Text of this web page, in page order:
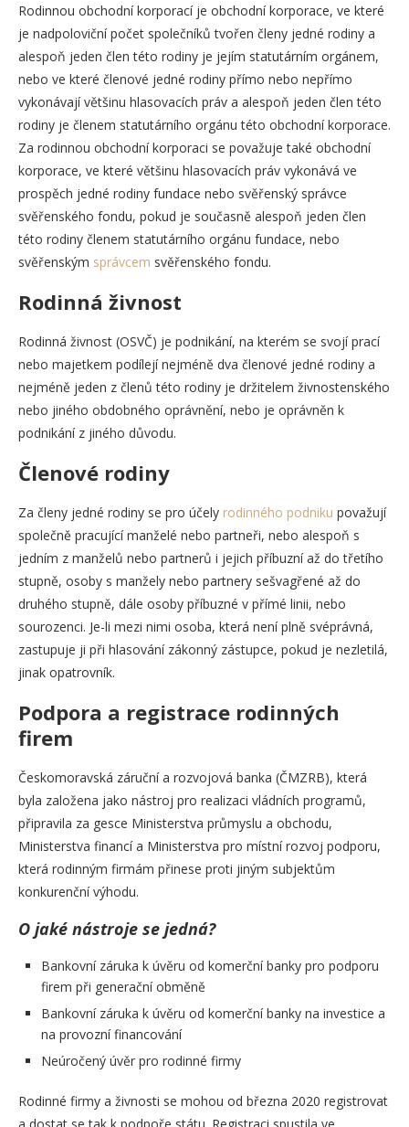
Rodinnou obchodní korporací je obchodní korporace, ve které
je nadpoloviční počet společníků tvořen členy jedné rodiny a
alespoň jeden člen této rodiny je jejím statutárním orgánem,
nebo ve které členové jedné rodiny přímo nebo nepřímo
vykonávají většinu hlasovacích práv a alespoň jeden člen této
rodiny je členem statutárního orgánu této obchodní korporace.
Za rodinnou obchodní korporaci se považuje také obchodní
korporace, ve které většinu hlasovacích práv vykonává ve
prospěch jedné rodiny fundace nebo svěřenský správce
svěřenského fondu, pokud je současně alespoň jeden člen
této rodiny členem statutárního orgánu fundace, nebo
svěřenským správcem svěřenského fondu.
Rodinná živnost
Rodinná živnost (OSVČ) je podnikání, na kterém se svojí prací
nebo majetkem podílejí nejméně dva členové jedné rodiny a
nejméně jeden z členů této rodiny je držitelem živnostenského
nebo jiného obdobného oprávnění, nebo je oprávněn k
podnikání z jiného důvodu.
Členové rodiny
Za členy jedné rodiny se pro účely rodinného podniku považují
společně pracující manželé nebo partneři, nebo alespoň s
jedním z manželů nebo partnerů i jejich příbuzní až do třetího
stupně, osoby s manžely nebo partnery sešvagřené až do
druhého stupně, dále osoby příbuzné v přímé linii, nebo
sourozenci. Je-li mezi nimi osoba, která není plně svéprávná,
zastupuje ji při hlasování zákonný zástupce, pokud je nezletilá,
jinak opatrovník.
Podpora a registrace rodinných
firem
Českomoravská záruční a rozvojová banka (ČMZRB), která
byla založena jako nástroj pro realizaci vládních programů,
připravila za gesce Ministerstva průmyslu a obchodu,
Ministerstva financí a Ministerstva pro místní rozvoj podporu,
která rodinným firmám přinese proti jiným subjektům
konkurenční výhodu.
O jaké nástroje se jedná?
Bankovní záruka k úvěru od komerční banky pro podporu
firem při generační obměně
Bankovní záruka k úvěru od komerční banky na investice a
na provozní financování
Neúročený úvěr pro rodinné firmy
Rodinné firmy a živnosti se mohou od března 2020 registrovat